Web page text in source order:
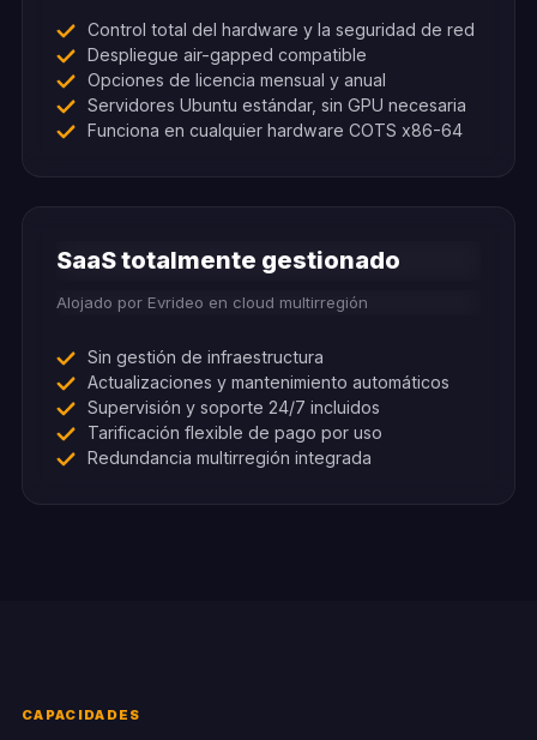
Control total del hardware y la seguridad de red
Despliegue air-gapped compatible
Opciones de licencia mensual y anual
Servidores Ubuntu estándar, sin GPU necesaria
Funciona en cualquier hardware COTS x86-64
SaaS totalmente gestionado
Alojado por Evrideo en cloud multirregión
Sin gestión de infraestructura
Actualizaciones y mantenimiento automáticos
Supervisión y soporte 24/7 incluidos
Tarificación flexible de pago por uso
Redundancia multirregión integrada
CAPACIDADES